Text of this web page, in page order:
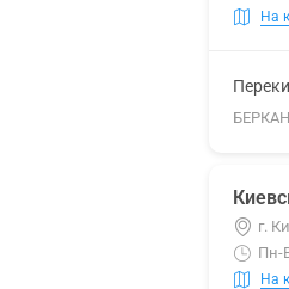
На
г.
Пн-
На